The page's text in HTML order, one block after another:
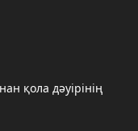
қола дәуірінің